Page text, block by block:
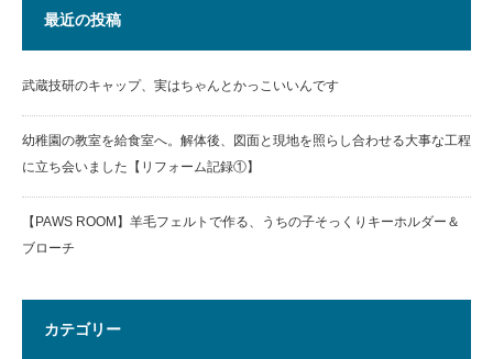
最近の投稿
武蔵技研のキャップ、実はちゃんとかっこいいんです
幼稚園の教室を給食室へ。解体後、図面と現地を照らし合わせる大事な工程
に立ち会いました【リフォーム記録①】
【PAWS ROOM】羊毛フェルトで作る、うちの子そっくりキーホルダー＆
ブローチ
カテゴリー